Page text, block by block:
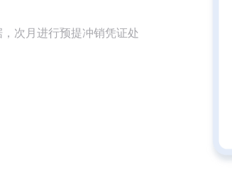
次月进行预提冲销凭证处